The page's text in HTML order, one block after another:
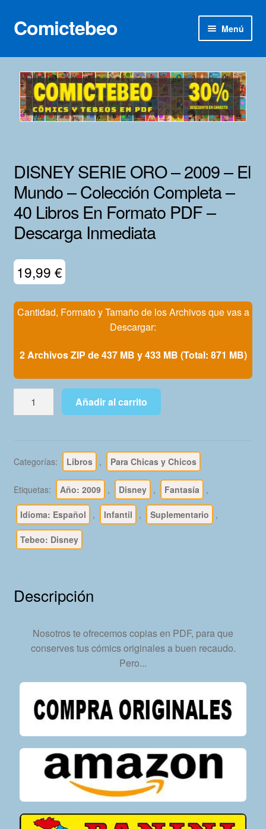
Ir
a
Ir
al
Comictebeo Menú
Inicio
Categorías
Franco-Belga
Lotes 100
Adultos
Mi Cuenta
DISNEY SERIE ORO – 2009 – El
Mundo – Colección Completa –
40 Libros En Formato PDF –
Descarga Inmediata
19,99 €
Cantidad, Formato y Tamaño de los Archivos que vas a
Descargar:
2 Archivos ZIP de 437 MB y 433 MB (Total: 871 MB)
SERIE
-
El
Mundo
Colección
Completa
Libros
En
Añadir al carrito
Categorías: Libros , Para Chicas y Chicos
Etiquetas: Año: 2009 , Disney , Fantasía ,
Idioma: Español , Infantil , Suplementario ,
Tebeo: Disney
Descripción
Nosotros te ofrecemos copias en PDF, para que
conserves tus cómics originales a buen recaudo.
Pero...